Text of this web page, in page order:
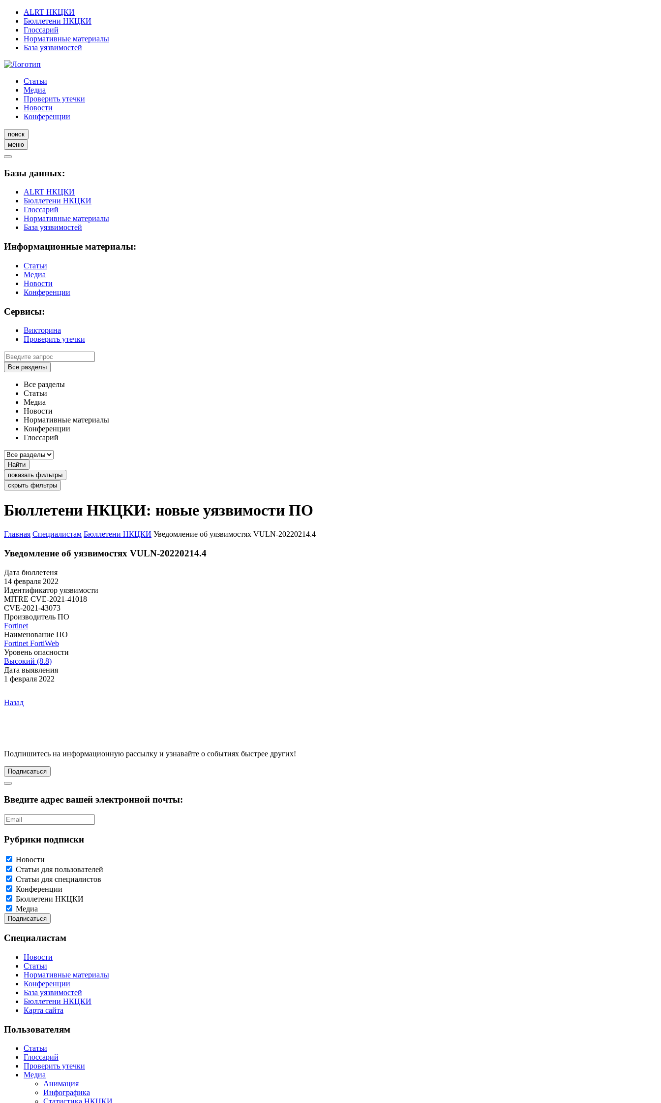
ALRT НКЦКИ
Бюллетени НКЦКИ
Глоссарий
Нормативные материалы
База уязвимостей
Статьи
Медиа
Проверить утечки
Новости
Конференции
поиск
меню
Базы данных:
ALRT НКЦКИ
Бюллетени НКЦКИ
Глоссарий
Нормативные материалы
База уязвимостей
Информационные материалы:
Статьи
Медиа
Новости
Конференции
Сервисы:
Викторина
Проверить утечки
Все разделы
Все разделы
Статьи
Медиа
Новости
Нормативные материалы
Конференции
Глоссарий
Найти
показать фильтры
скрыть фильтры
Бюллетени НКЦКИ: новые уязвимости ПО
Главная Специалистам Бюллетени НКЦКИ Уведомление об уязвимостях VULN-20220214.4
Уведомление об уязвимостях VULN-20220214.4
Дата бюллетеня
14 февраля 2022
Идентификатор уязвимости
MITRE CVE-2021-41018
CVE-2021-43073
Производитель ПО
Fortinet
Наименование ПО
Fortinet FortiWeb
Уровень опасности
Высокий (8.8)
Дата выявления
1 февраля 2022
Назад
Подпишитесь на информационную рассылку и узнавайте о событиях быстрее других!
Подписаться
Введите адрес вашей электронной почты:
Рубрики подписки
Новости
Статьи для пользователей
Статьи для специалистов
Конференции
Бюллетени НКЦКИ
Медиа
Специалистам
Новости
Статьи
Нормативные материалы
Конференции
База уязвимостей
Бюллетени НКЦКИ
Карта сайта
Пользователям
Статьи
Глоссарий
Проверить утечки
Медиа
Анимация
Инфографика